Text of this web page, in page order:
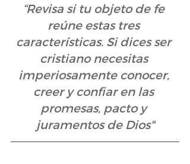
“Revisa si tu objeto de fe
reúne estas tres
características. Si dices ser
cristiano necesitas
imperiosamente conocer,
creer y confiar en las
promesas, pacto y
juramentos de Dios"